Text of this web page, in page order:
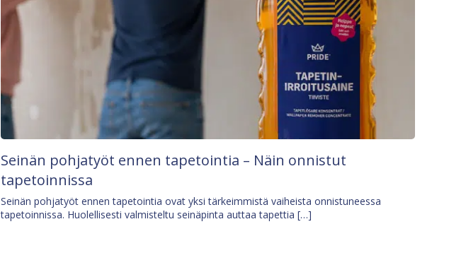
Seinän pohjatyöt ennen tapetointia – Näin onnistut
tapetoinnissa
Seinän pohjatyöt ennen tapetointia ovat yksi tärkeimmistä vaiheista onnistuneessa
tapetoinnissa. Huolellisesti valmisteltu seinäpinta auttaa tapettia […]